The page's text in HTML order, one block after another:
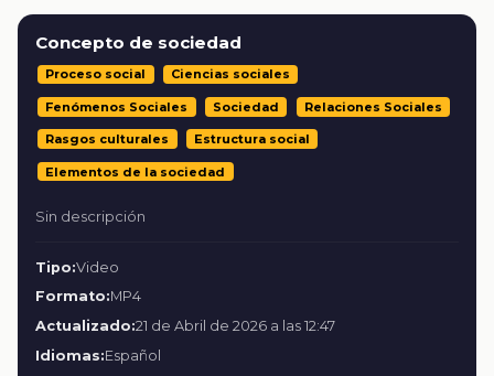
Concepto de sociedad
Proceso social Ciencias sociales
Fenómenos Sociales Sociedad Relaciones Sociales
Rasgos culturales Estructura social
Elementos de la sociedad
Sin descripción
Tipo:Video
Formato:MP4
Actualizado:21 de Abril de 2026 a las 12:47
Idiomas:Español